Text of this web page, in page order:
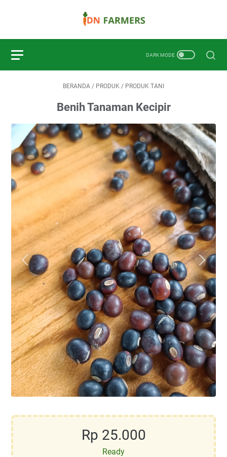
BERANDA / PRODUK / PRODUK TANI
Benih Tanaman Kecipir
Rp 25.000
Ready